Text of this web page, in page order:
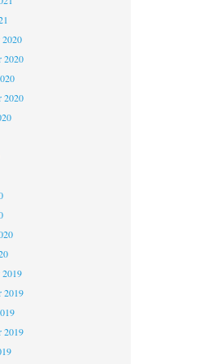
2020
2020
2020
2019
2019
2019